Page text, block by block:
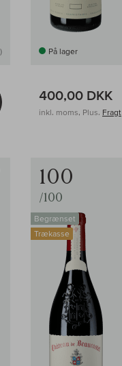
i kurv
På lager
400,00 DKK
inkl. moms, Plus. Fragt
100
/100
Begrænset
Trækasse